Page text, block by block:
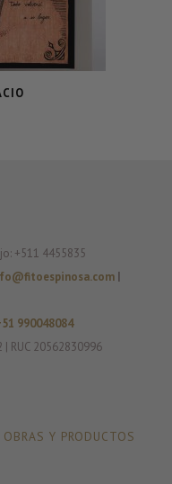
+511 4455835
990048084
RUC 20562830996
Y PRODUCTOS